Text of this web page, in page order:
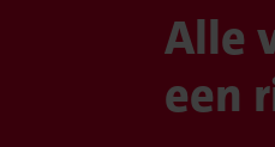
Alle
een